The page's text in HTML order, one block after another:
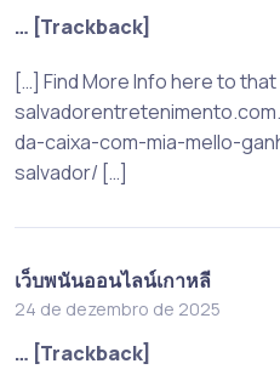
… [Trackback]
[…] Find More Info here to
da-caixa-com-mia-mello-
salvador/ […]
เว็บพนันออนไลน์เกาหลี
24 de dezembro de 2025
… [Trackback]